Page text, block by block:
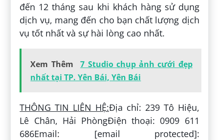
đến 12 tháng sau khi khách hàng sử dụng
dịch vụ, mang đến cho bạn chất lượng dịch
vụ tốt nhất và sự hài lòng cao nhất.
Xem Thêm
7 Studio chụp ảnh cưới đẹp
nhất tại TP. Yên Bái, Yên Bái
THÔNG TIN LIÊN HỆ:Địa chỉ: 239 Tô Hiệu,
Lê Chân, Hải PhòngĐiện thoại: 0909 611
686Email: [email protected]: